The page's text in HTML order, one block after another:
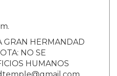
GRAN HERMANDAD
NO SE
HUMANOS